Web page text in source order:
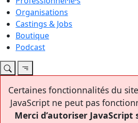
Organisations
Castings & Jobs
Boutique
Podcast
Certaines fonctionnalités du
JavaScript ne peut pas
Merci d’autoriser JavaScript